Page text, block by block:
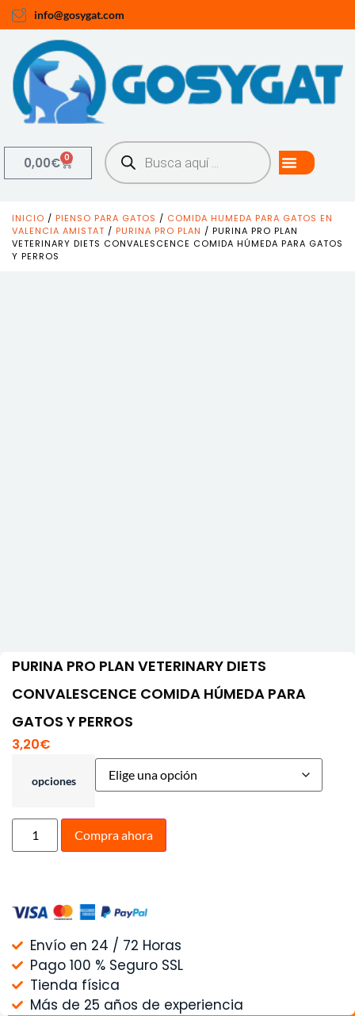
info@gosygat.com
0,00€ 0
INICIO / PIENSO PARA GATOS / COMIDA HUMEDA PARA GATOS EN
VALENCIA AMISTAT / PURINA PRO PLAN / PURINA PRO PLAN
VETERINARY DIETS CONVALESCENCE COMIDA HÚMEDA PARA GATOS
Y PERROS
PURINA PRO PLAN VETERINARY DIETS
CONVALESCENCE COMIDA HÚMEDA PARA
GATOS Y PERROS
3,20€
opciones
Compra ahora
Envío en 24 / 72 Horas
Pago 100 % Seguro SSL
Tienda física
Más de 25 años de experiencia